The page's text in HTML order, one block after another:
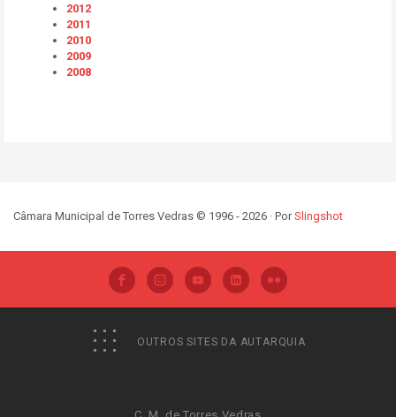
2012
2011
2010
2009
2008
Câmara Municipal de Torres Vedras © 1996 - 2026 · PorSlingshot
OUTROS SITES DA AUTARQUIA